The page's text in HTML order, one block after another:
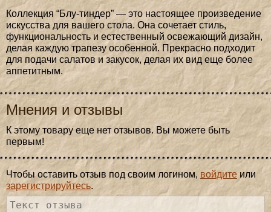
Коллекция “Блу-тиндер” — это настоящее произведение
искусства для вашего стола. Она сочетает стиль,
функциональность и естественный освежающий дизайн,
делая каждую трапезу особенной. Прекрасно подходит
для подачи салатов и закусок, делая их вид еще более
аппетитным.
Мнения и отзывы
К этому товару еще нет отзывов. Вы можете быть
первым!
Чтобы оставить отзыв под своим логином, войдите или
зарегистрируйтесь.